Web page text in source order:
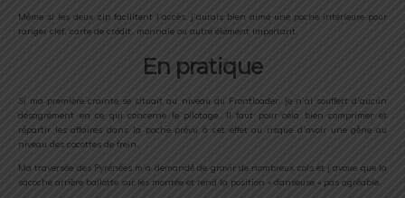
Même si les deux zip facilitent l’accès, j’aurais bien aimé une poche intérieure pour
ranger clef, carte de crédit, monnaie ou autre élément important.
En pratique
Si ma première crainte se situait au niveau du Frontloader, je n’ai souffert d’aucun
désagrément en ce qui concerne le pilotage. Il faut pour cela bien comprimer et
répartir les affaires dans la poche prévu à cet effet au risque d’avoir une gêne au
niveau des cocottes de frein.
Ma traversée des Pyrénées m’a demandé de gravir de nombreux cols et j’avoue que la
sacoche arrière ballotte sur les montée et rend la position « danseuse » pas agréable.